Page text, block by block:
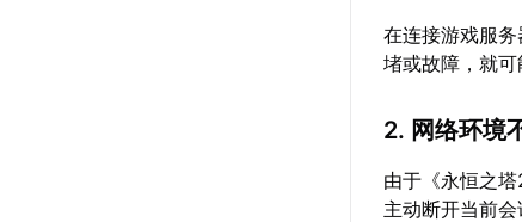
在连接游戏服
堵或故障，就可
2. 网络环境
由于《永恒之
主动断开当前会